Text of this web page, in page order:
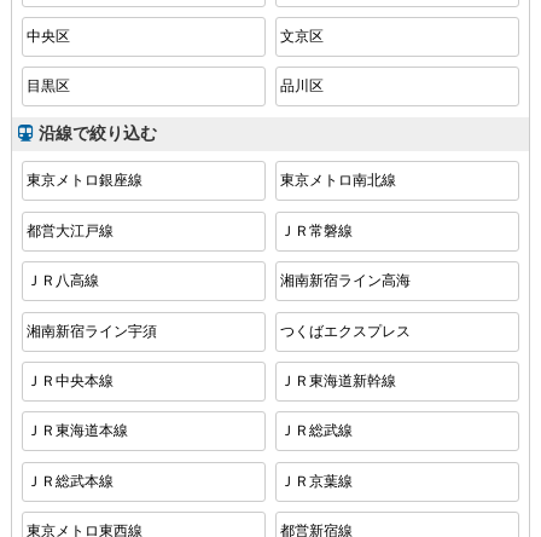
中央区 文京区
目黒区 品川区
沿線で絞り込む
東京メトロ銀座線 東京メトロ南北線
都営大江戸線 ＪＲ常磐線
ＪＲ八高線 湘南新宿ライン高海
湘南新宿ライン宇須 つくばエクスプレス
ＪＲ中央本線 ＪＲ東海道新幹線
ＪＲ東海道本線 ＪＲ総武線
ＪＲ総武本線 ＪＲ京葉線
東京メトロ東西線 都営新宿線